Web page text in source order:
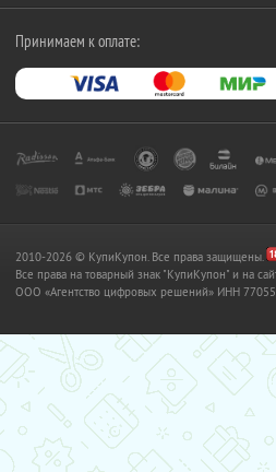
Принимаем к оплате:
2010-2026 © КупиКупон. Все права защищены.
Все права на товарный знак "КупиКупон" и на
OOO «Агентство цифровых решений» ИНН